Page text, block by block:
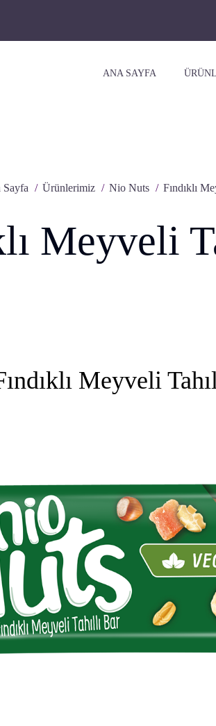
ANA SAYFA
Sayfa Ürünlerimiz Nio Nuts Fındıklı
Meyveli
Meyveli